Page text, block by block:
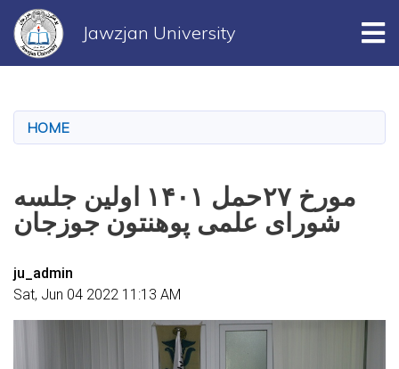
content
Jawzjan University
HOME
مورخ ۲۷حمل ۱۴۰۱ اولین جلسه
شورای علمی پوهنتون جوزجان
ju_admin
Sat, Jun 04 2022 11:13 AM